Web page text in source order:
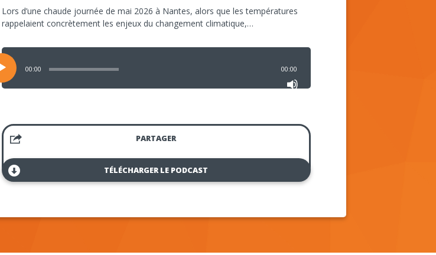
Lors d’une chaude journée de mai 2026 à Nantes, alors que les températures
rappelaient concrètement les enjeux du changement climatique,…
Lecteur
audio
00:00 00:00
PARTAGER
TÉLÉCHARGER LE PODCAST